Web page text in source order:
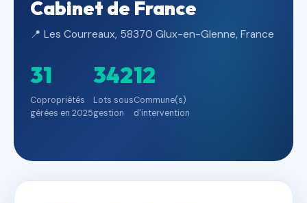
Cabinet de France
📍 Les Courreaux, 58370 Glux-en-Glenne, France
31
Copropriétés
gérées en 2025
342
Lots sous
gestion
12
Commune(s)
d'intervention